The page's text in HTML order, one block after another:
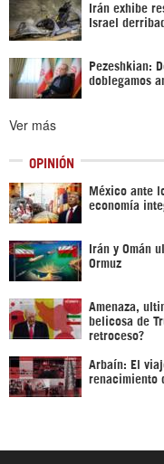
Irán exhibe
Israel
Pezeshkian:
doblegamos
Ver más
OPINIÓN
México ante
economía
Irán y Omán
Ormuz
Amenaza,
belicosa de
retroceso?
Arbaín: El
renacimiento